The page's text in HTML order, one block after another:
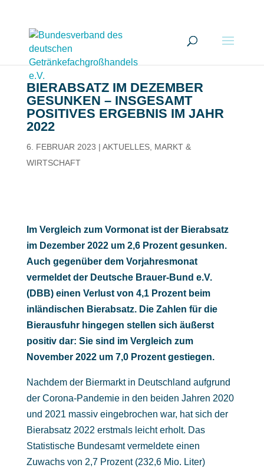
BIERABSATZ IM DEZEMBER
GESUNKEN – INSGESAMT
POSITIVES ERGEBNIS IM JAHR
2022
6. FEBRUAR 2023 | AKTUELLES, MARKT &
WIRTSCHAFT
Im Vergleich zum Vormonat ist der Bierabsatz
im Dezember 2022 um 2,6 Prozent gesunken.
Auch gegenüber dem Vorjahresmonat
vermeldet der Deutsche Brauer-Bund e.V.
(DBB) einen Verlust von 4,1 Prozent beim
inländischen Bierabsatz. Die Zahlen für die
Bierausfuhr hingegen stellen sich äußerst
positiv dar: Sie sind im Vergleich zum
November 2022 um 7,0 Prozent gestiegen.
Nachdem der Biermarkt in Deutschland aufgrund
der Corona-Pandemie in den beiden Jahren 2020
und 2021 massiv eingebrochen war, hat sich der
Bierabsatz 2022 erstmals leicht erholt. Das
Statistische Bundesamt vermeldete einen
Zuwachs von 2,7 Prozent (232,6 Mio. Liter)